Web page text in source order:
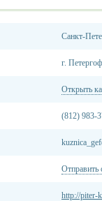
Санкт-
г.
Открыть
(812) 983-
Отправить
http://piter-